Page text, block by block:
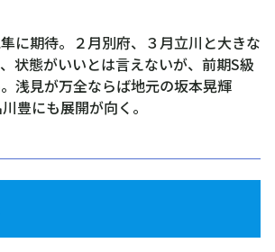
に期待。２月別府、３月立川と大きな
状態がいいとは言えないが、前期S級
浅見が万全ならば地元の坂本晃輝
豊にも展開が向く。